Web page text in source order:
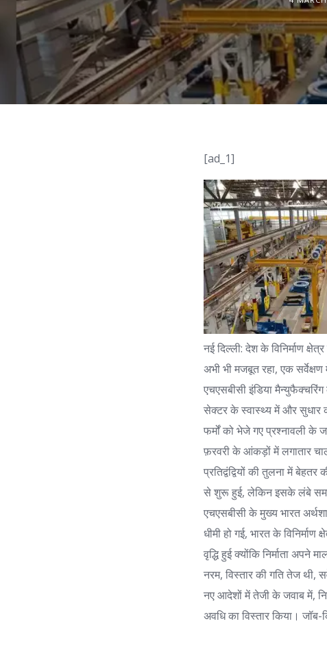
[ad_1]
नई दिल्ली: देश के विनिर्माण
अभी भी मजबूत रहा, एक सर्वेक्षण
एचएसबीसी इंडिया
सेक्टर के स्वास्थ्य में और सुधार
फर्मों को भेजे गए प्रश्नावली के
फ़रवरी के आंकड़ों में लगातार
प्रतिद्वंद्वियों की तुलना में
से शुरू हुई, लेकिन इसके लंबे
एचएसबीसी के मुख्य भारत
धीमी हो गई, भारत के
वृद्धि हुई क्योंकि निर्माता
नरम, विस्तार की गति तेज थी,
नए आदेशों में तेजी के जवाब में,
अवधि का विस्तार किया।